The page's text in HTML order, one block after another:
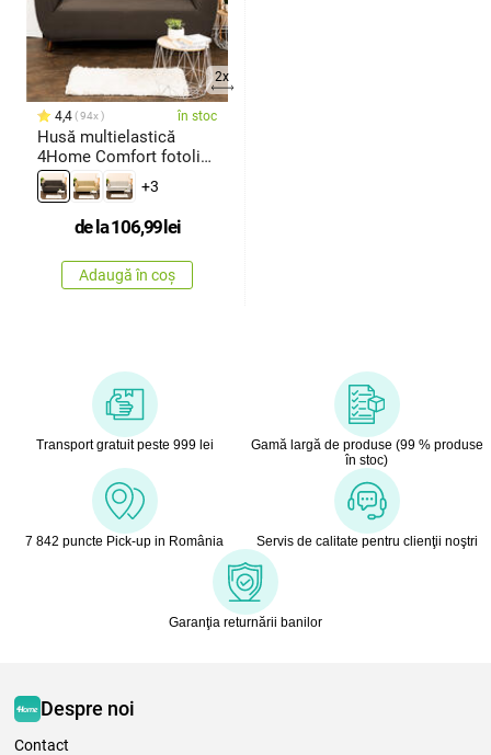
2x
4,4 94x în stoc
Husă multielastică
4Home Comfort fotoliu
dublu, ma
+3
de la106,99 lei
Adaugă în coș
Transport gratuit peste 999 lei
Gamă largă de produse (99 % produse
în stoc)
7 842 puncte Pick-up in România Servis de calitate pentru clienţii noştri
Garanţia returnării banilor
Despre noi
Contact